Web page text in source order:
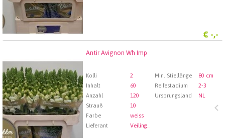
€ -,-
Antir Avignon Wh Imp
Kolli 2 Min. Stiellänge
80 cm
Inhalt
60 Reifestadium
2-3
Anzahl
120 Ursprungsland
NL
Strauß
10
Farbe
weiss
Lieferant
Veiling Rhein-Maas GmbH & Co. KG
Antir Avignon Wh Imp
Wählen Sie zuerst ein Abfartdatum.